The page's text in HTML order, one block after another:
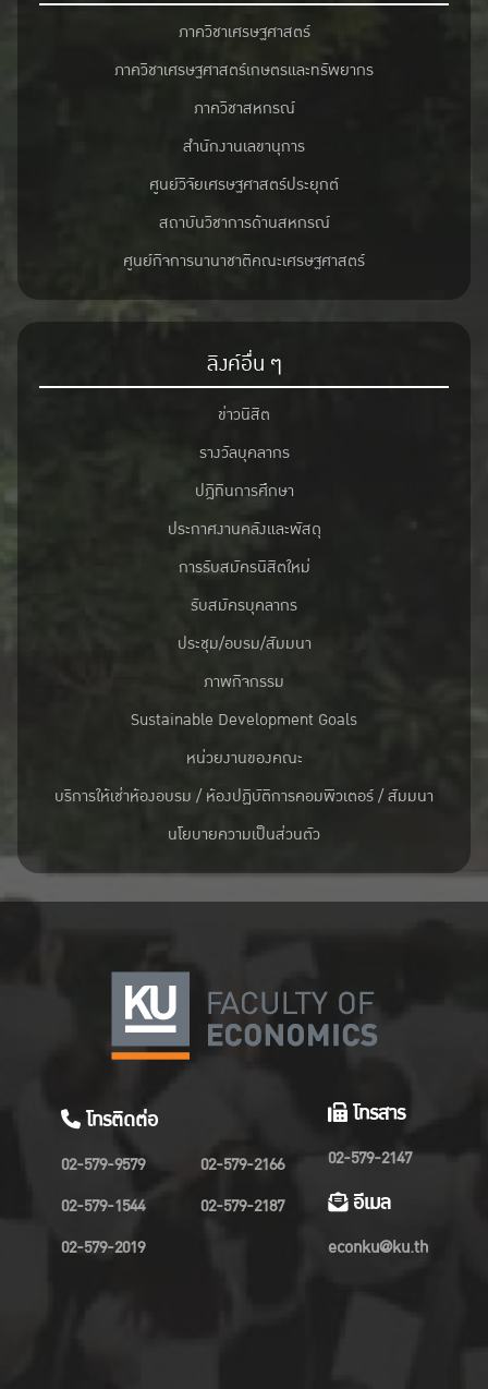
ภาควิชาเศรษฐศาสตร์
ภาควิชาเศรษฐศาสตร์เกษตรและทรัพยากร
ภาควิชาสหกรณ์
สำนักงานเลขานุการ
ศูนย์วิจัยเศรษฐศาสตร์ประยุกต์
สถาบันวิชาการด้านสหกรณ์
ศูนย์กิจการนานาชาติคณะเศรษฐศาสตร์
ลิงค์อื่น ๆ
ข่าวนิสิต
รางวัลบุคลากร
ปฎิทินการศึกษา
ประกาศงานคลังและพัสดุ
การรับสมัครนิสิตใหม่
รับสมัครบุคลากร
ประชุม/อบรม/สัมมนา
ภาพกิจกรรม
Sustainable Development Goals
หน่วยงานของคณะ
บริการให้เช่าห้องอบรม / ห้องปฏิบัติการคอมพิวเตอร์ / สัมมนา
นโยบายความเป็นส่วนตัว
โทรติดต่อ
02-579-9579
02-579-1544
02-579-2019
02-579-2166
02-579-2187
โทรสาร
02-579-2147
อีเมล
econku@ku.th